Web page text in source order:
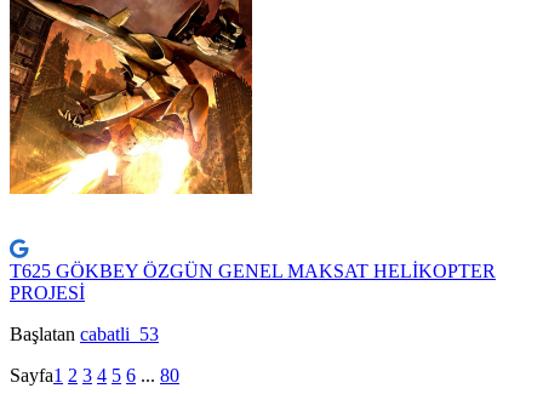
T625 GÖKBEY ÖZGÜN GENEL MAKSAT HELİKOPTER
PROJESİ
Başlatan cabatli_53
Sayfa1 2 3 4 5 6 ... 80